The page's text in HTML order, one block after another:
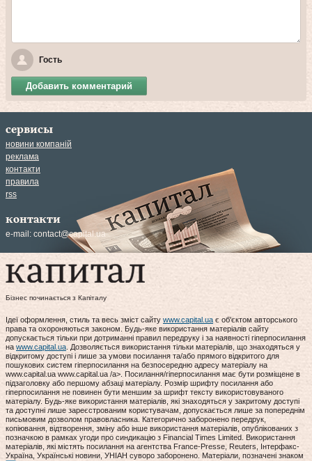
Гость
Добавить комментарий
сервисы
новини компаній
реклама
контакти
правила
rss
контакти
e-mail: contact@capital.ua
Бізнес починається з Капіталу
Ідеї оформлення, стиль та весь зміст сайту www.capital.ua є об'єктом авторського
права та охороняються законом. Будь-яке використання матеріалів сайту
допускається тільки при дотриманні правил передруку і за наявності гіперпосилання
на www.capital.ua . Дозволяється використання тільки матеріалів, що знаходяться у
відкритому доступі і лише за умови посилання та/або прямого відкритого для
пошукових систем гіперпосилання на безпосередню адресу матеріалу на
www.capital.ua www.capital.ua /a>. Посилання/гіперпосилання має бути розміщене в
підзаголовку або першому абзаці матеріалу. Розмір шрифту посилання або
гіперпосилання не повинен бути меншим за шрифт тексту використовуваного
матеріалу. Будь-яке використання матеріалів, які знаходяться у закритому доступі
та доступні лише зареєстрованим користувачам, допускається лише за попереднім
письмовим дозволом правовласника. Категорично заборонено передрук,
копіювання, відтворення, зміну або інше використання матеріалів, опублікованих з
позначкою в рамках угоди про синдикацію з Financial Times Limited. Використання
матеріалів, які містять посилання на агентства France-Presse, Reuters, Інтерфакс-
Україна, Українські новини, УНІАН суворо заборонено. Матеріали, позначені знаком